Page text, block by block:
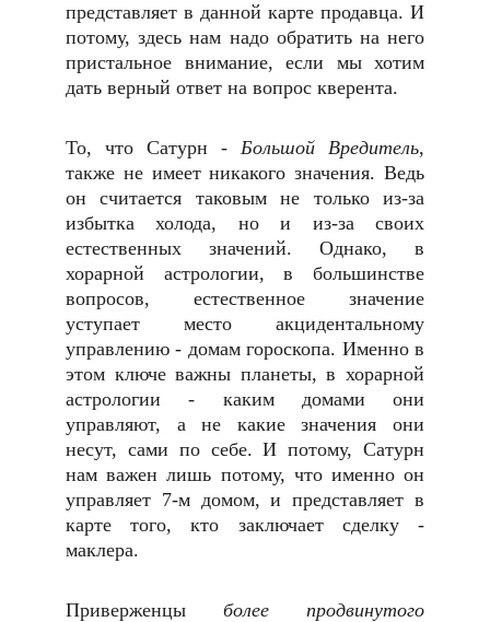
представляет в данной карте продавца. И
потому, здесь нам надо обратить на него
пристальное внимание, если мы хотим
дать верный ответ на вопрос кверента.
То, что Сатурн - Большой Вредитель,
также не имеет никакого значения. Ведь
он считается таковым не только из-за
избытка холода, но и из-за своих
естественных значений. Однако, в
хорарной астрологии, в большинстве
вопросов, естественное значение
уступает место акцидентальному
управлению - домам гороскопа. Именно в
этом ключе важны планеты, в хорарной
астрологии - каким домами они
управляют, а не какие значения они
несут, сами по себе. И потому, Сатурн
нам важен лишь потому, что именно он
управляет 7-м домом, и представляет в
карте того, кто заключает сделку -
маклера.
Приверженцы более продвинутого